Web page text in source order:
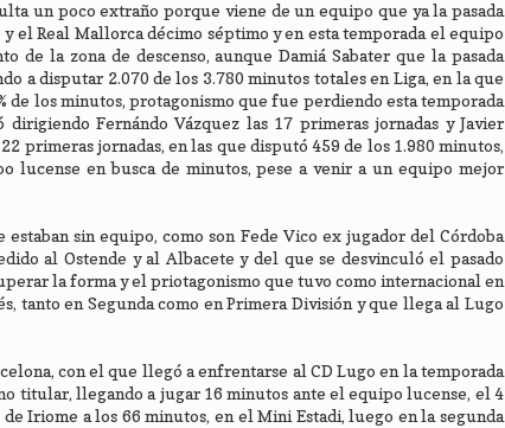
un poco extraño porque viene de un equipo que ya la pasada
el Real Mallorca décimo séptimo y en esta temporada el equipo
de la zona de descenso, aunque Damiá Sabater que la pasada
a disputar 2.070 de los 3.780 minutos totales en Liga, en la que
los minutos, protagonismo que fue perdiendo esta temporada
Fernándo Vázquez las 17 primeras jornadas y Javier
primeras jornadas, en las que disputó 459 de los 1.980 minutos,
lucense en busca de minutos, pese a venir a un equipo mejor
sin equipo, como son Fede Vico ex jugador del Córdoba
al Ostende y al Albacete y del que se desvinculó el pasado
la forma y el priotagonismo que tuvo como internacional en
tanto en Segunda como en Primera División y que llega al Lugo
con el que llegó a enfrentarse al CD Lugo en la temporada
titular, llegando a jugar 16 minutos ante el equipo lucense, el 4
Iriome a los 66 minutos, en el Mini Estadi, luego en la segunda